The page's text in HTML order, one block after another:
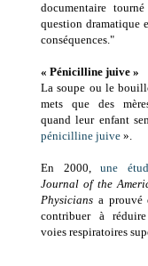
documentaire
question dramatique
conséquences."
« Pénicilline juive »
La soupe ou le
mets que des
quand leur enfant
pénicilline juive ».
En 2000,une
Journal of the
Physicians a prouvé
contribuer à
voies respiratoires